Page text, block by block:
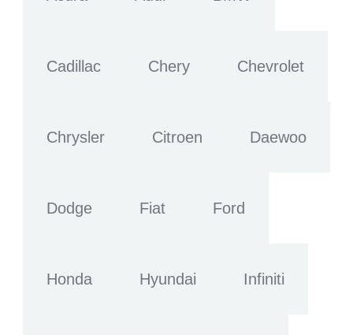
Cadillac Chery Chevrolet
Chrysler Citroen Daewoo
Dodge Fiat Ford
Honda Hyundai Infiniti